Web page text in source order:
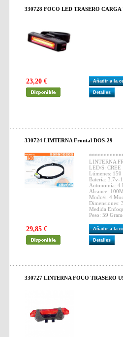
330728 FOCO LED TRASERO CARGA
23,20 € Añadir a la
Detalles
330724 LIMTERNA Frontal DOS-29
LINTERNA
LED/S: CREE
Lúmenes:
Batería: 3.7v-
Autonomía: 4
Alcance:
Modo/s: 4
Dimensiones:
Medida
Peso: 59
29,85 € Añadir a la
Detalles
330727 LINTERNA FOCO TRASERO